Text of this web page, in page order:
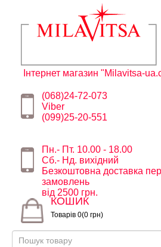
Інтернет магазин "Milavitsa-
(068)24-72-073
Viber
(099)25-20-551
Пн.- Пт. 10.00 - 18.00
Сб.- Нд. вихідний
Безкоштовна доставка
замовлень
від 2500 грн.
КОШИК
Товарів 0(0 грн)